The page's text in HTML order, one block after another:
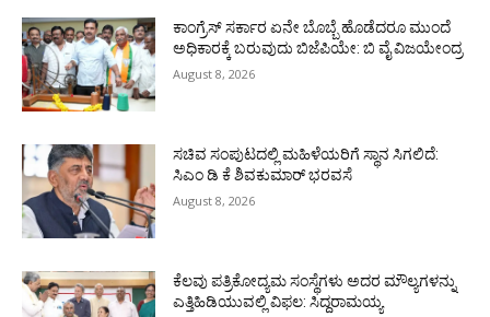
ಕಾಂಗ್ರೆಸ್ ಸರ್ಕಾರ ಏನೇ ಬೊಬ್ಬೆ ಹೊಡೆದರೂ ಮುಂದೆ
ಅಧಿಕಾರಕ್ಕೆ ಬರುವುದು ಬಿಜೆಪಿಯೇ: ಬಿ ವೈ ವಿಜಯೇಂದ್ರ
August 8, 2026
ಸಚಿವ ಸಂಪುಟದಲ್ಲಿ ಮಹಿಳೆಯರಿಗೆ ಸ್ಥಾನ ಸಿಗಲಿದೆ:
ಸಿಎಂ ಡಿ ಕೆ ಶಿವಕುಮಾರ್ ಭರವಸೆ
August 8, 2026
ಕೆಲವು ಪತ್ರಿಕೋದ್ಯಮ ಸಂಸ್ಥೆಗಳು ಅದರ ಮೌಲ್ಯಗಳನ್ನು
ಎತ್ತಿಹಿಡಿಯುವಲ್ಲಿ ವಿಫಲ: ಸಿದ್ದರಾಮಯ್ಯ